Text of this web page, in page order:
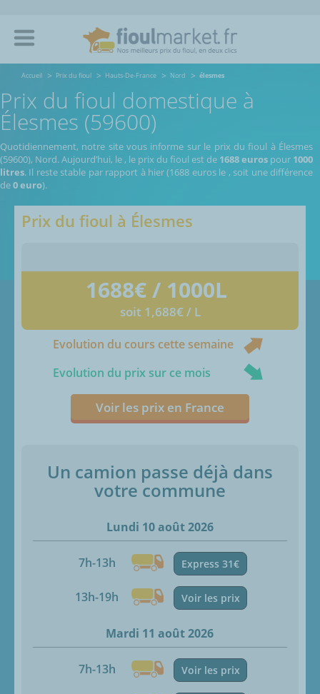
Accueil Prix du fioul Hauts-De-France Nord élesmes
Prix du fioul domestique à
Élesmes (59600)
Quotidiennement, notre site vous informe sur le prix du fioul à Élesmes
(59600), Nord.Aujourd’hui, le, le prix du fioul est de 1688 euros pour 1000
litres. Il reste stable par rapport à hier (1688 euros le , soit une différence
de0 euro).
Prix du fioul à Élesmes
1688€ / 1000L
soit 1,688€ / L
Evolution du cours cette semaine
Evolution du prix sur ce mois
Voir les prix en France
Un camion passe déjà dans
votre commune
Lundi 10 août 2026
7h-13h Express 31€
13h-19h Voir les prix
Mardi 11 août 2026
7h-13h Voir les prix